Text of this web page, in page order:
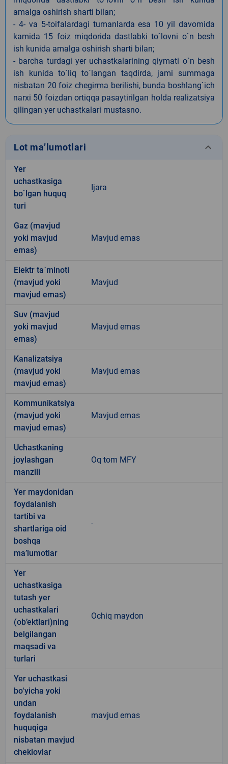
amalga oshirish sharti bilan;
- 4- va 5-toifalardagi tumanlarda esa 10 yil davomida
kamida 15 foiz miqdorida dastlabki to`lovni o`n besh
ish kunida amalga oshirish sharti bilan;
- barcha turdagi yer uchastkalarining qiymati o`n besh
ish kunida to`liq to`langan taqdirda, jami summaga
nisbatan 20 foiz chegirma berilishi, bunda boshlang`ich
narxi 50 foizdan ortiqqa pasaytirilgan holda realizatsiya
qilingan yer uchastkalari mustasno.
Lot ma’lumotlari keyboard_arrow_down
Yer
uchastkasiga
bo`lgan huquq
turi
Ijara
Gaz (mavjud
yoki mavjud
emas)
Mavjud emas
Elektr ta`minoti
(mavjud yoki
mavjud emas)
Mavjud
Suv (mavjud
yoki mavjud
emas)
Mavjud emas
Kanalizatsiya
(mavjud yoki
mavjud emas)
Mavjud emas
Kommunikatsiya
(mavjud yoki
mavjud emas)
Mavjud emas
Uchastkaning
joylashgan
manzili
Oq tom MFY
Yer maydonidan
foydalanish
tartibi va
shartlariga oid
boshqa
ma’lumotlar
-
Yer
uchastkasiga
tutash yer
uchastkalari
(ob’ektlari)ning
belgilangan
maqsadi va
turlari
Ochiq maydon
Yer uchastkasi
bo‘yicha yoki
undan
foydalanish
huquqiga
nisbatan mavjud
cheklovlar
mavjud emas